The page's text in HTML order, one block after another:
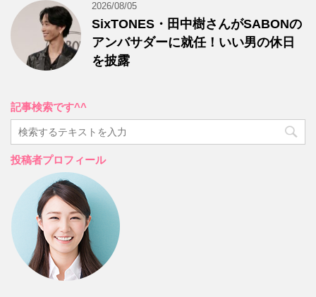
2026/08/05
SixTONES・田中樹さんがSABONの
アンバサダーに就任！いい男の休日
を披露
記事検索です^^
投稿者プロフィール